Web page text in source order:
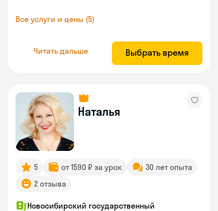
Все услуги и цены (5)
Читать дальше Выбрать время
Наталья
5 от 1590 ₽ за урок
30 лет опыта
2 отзыва
Новосибирский государственный